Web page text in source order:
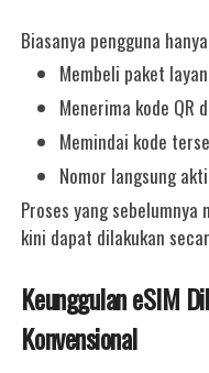
Biasanya pengguna
Membeli paket
Menerima kode QR
Memindai kode
Nomor langsung
Proses yang
kini dapat dilakukan
Keunggulan eSIM
Konvensional